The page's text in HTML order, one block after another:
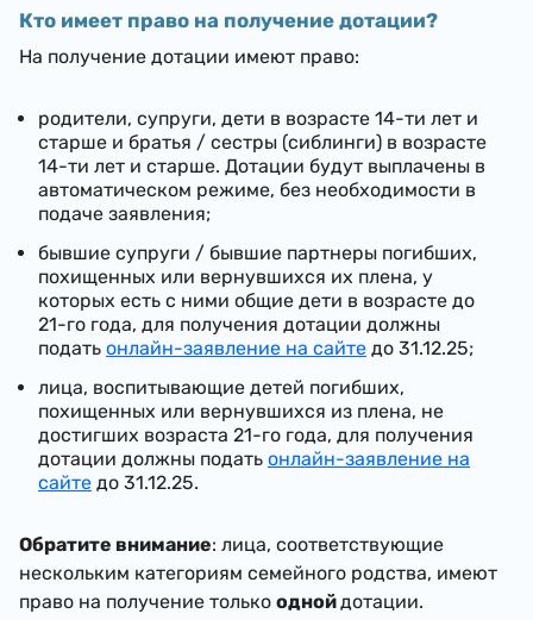
Кто имеет право на получение дотации?
На получение дотации имеют право:
родители, супруги, дети в возрасте 14-ти лет и
старше и братья / сестры (сиблинги) в возрасте
14-ти лет и старше. Дотации будут выплачены в
автоматическом режиме, без необходимости в
подаче заявления;
бывшие супруги / бывшие партнеры погибших,
похищенных или вернувшихся их плена, у
которых есть с ними общие дети в возрасте до
21-го года, для получения дотации должны
подать онлайн-заявление на сайте до 31.12.25;
лица, воспитывающие детей погибших,
похищенных или вернувшихся из плена, не
достигших возраста 21-го года, для получения
дотации должны подать онлайн-заявление на
сайте до 31.12.25.
Обратите внимание: лица, соответствующие
нескольким категориям семейного родства, имеют
право на получение только однойдотации.